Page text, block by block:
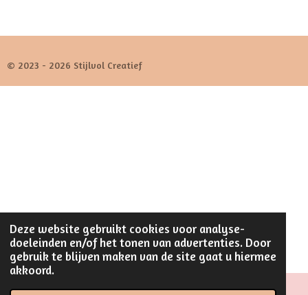
Deze website gebruikt cookies voor analyse-
doeleinden en/of het tonen van advertenties. Door
gebruik te blijven maken van de site gaat u hiermee
akkoord.
© 2023 - 2026 Stijlvol Creatief